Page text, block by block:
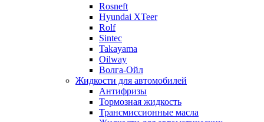
Rosneft
Hyundai XTeer
Rolf
Sintec
Takayama
Oilway
Волга-Ойл
Жидкости для автомобилей
Антифризы
Тормозная жидкость
Трансмиссионные масла